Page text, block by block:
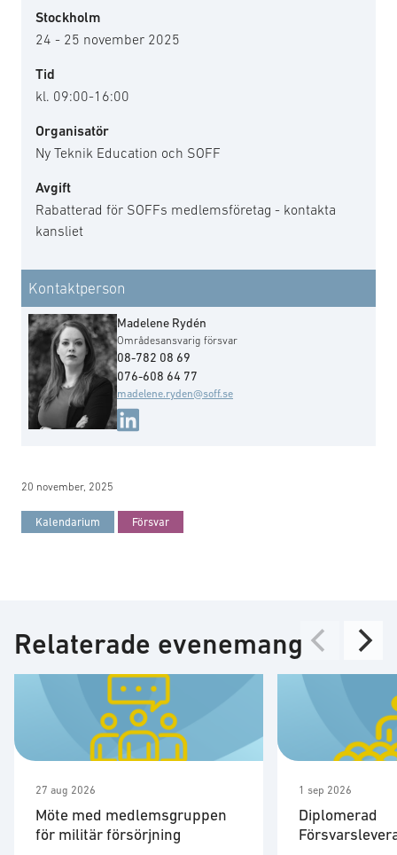
Stockholm
24 - 25 november 2025
Tid
kl. 09:00-16:00
Organisatör
Ny Teknik Education och SOFF
Avgift
Rabatterad för SOFFs medlemsföretag - kontakta
kansliet
Kontaktperson
Madelene Rydén
Områdesansvarig försvar
08-782 08 69
076-608 64 77
madelene.ryden@soff.se
20 november, 2025
Kalendarium Försvar
Relaterade evenemang
27 aug 2026
Möte med medlemsgruppen
för militär försörjning
1 sep 2026
Diplomerad